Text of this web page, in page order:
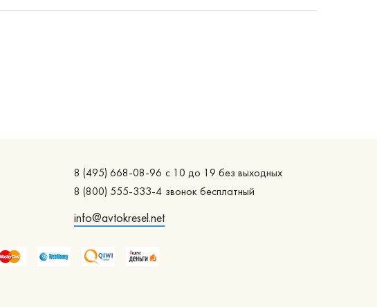
8 (495) 668-08-96 с 10 до 19 без выходных
8 (800) 555-333-4 звонок бесплатный
info@avtokresel.net